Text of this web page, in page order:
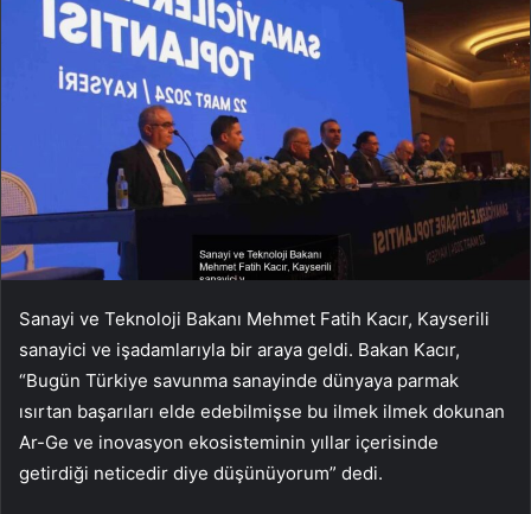
Sanayi ve Teknoloji Bakanı Mehmet Fatih Kacır, Kayserili
sanayici ve işadamlarıyla bir araya geldi. Bakan Kacır,
“Bugün Türkiye savunma sanayinde dünyaya parmak
ısırtan başarıları elde edebilmişse bu ilmek ilmek dokunan
Ar-Ge ve inovasyon ekosisteminin yıllar içerisinde
getirdiği neticedir diye düşünüyorum” dedi.